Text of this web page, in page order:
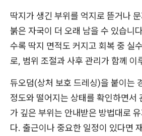
딱지가 생긴 부위를 억지로 뜯거나
붉은 자국이 더 오래 남을 수 있습니
수록 딱지 면적도 커지고 회복 중 실
로, 범위 조절과 사후 관리가 함께 이
듀오덤(상처 보호 드레싱)을 붙이는
정도와 떨어지는 상태를 확인하면서
가 깊은 부위는 안내받은 방법대로
다. 출근이나 중요한 일정이 있다면